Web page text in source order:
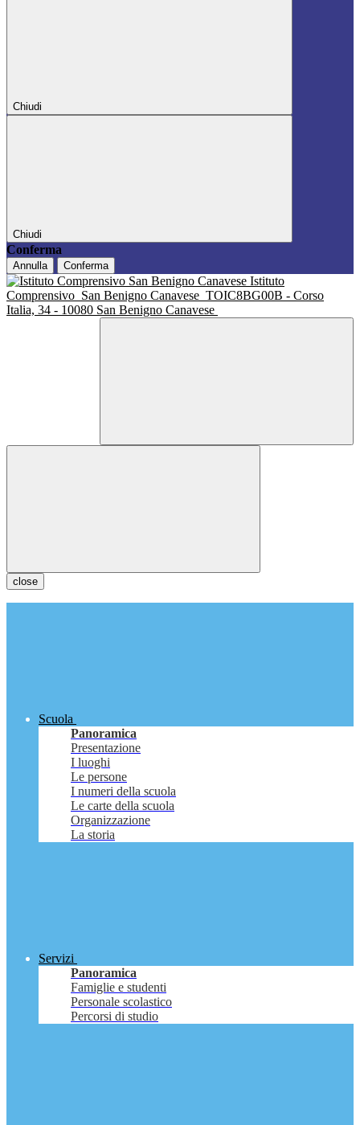
Chiudi
Chiudi
Conferma
Annulla Conferma
Istituto
Comprensivo San Benigno Canavese TOIC8BG00B - Corso
Italia, 34 - 10080 San Benigno Canavese
close
Scuola
Panoramica
Presentazione
I luoghi
Le persone
I numeri della scuola
Le carte della scuola
Organizzazione
La storia
Servizi
Panoramica
Famiglie e studenti
Personale scolastico
Percorsi di studio